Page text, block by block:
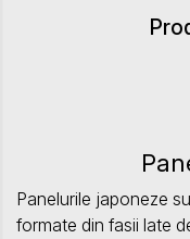
Panelurile japoneze
formate din fasii late